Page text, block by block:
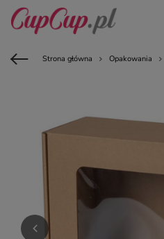
Strona główna Opakowania